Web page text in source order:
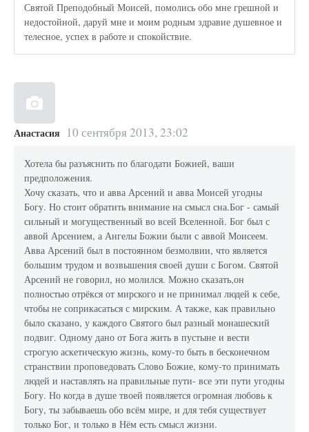
Святой Преподобный Моисей, помолись обо мне грешной и
недостойной, даруй мне и моим родным здравие душевное и
телесное, успех в работе и спокойствие.
Анастасия 10 сентября 2013, 23:02
Хотела бы разъяснить по благодати Божией, ваши
предположения.
Хочу сказать, что и авва Арсений и авва Моисей угодны
Богу. Но стоит обратить внимание на смысл сна.Бог - самый
сильный и могущественный во всей Вселенной. Бог был с
аввой Арсением, а Ангелы Божии были с аввой Моисеем.
Авва Арсений был в постоянном безмолвии, что является
большим трудом и возвышения своей души с Богом. Святой
Арсений не говорил, но молился. Можно сказать,он
полностью отрёкся от мирского и не принимал людей к себе,
чтобы не соприкасаться с мирским. А также, как правильно
было сказано, у каждого Святого был разный монашеский
подвиг. Одному дано от Бога жить в пустыне и вести
строгую аскетическую жизнь, кому-то быть в бесконечном
странствии проповедовать Слово Божие, кому-то принимать
людей и наставлять на правильные пути- все эти пути угодны
Богу. Но когда в душе твоей появляется огромная любовь к
Богу, ты забываешь обо всём мире, и для тебя существует
только Бог, и только в Нём есть смысл жизни.